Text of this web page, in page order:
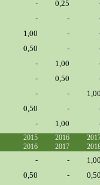
- 0,25
- -
1,00 -
0,50 -
- 1,00
- 0,50
- -
0,50 -
- 1,00
2015
2016
2016
2017
- -
0,50 -